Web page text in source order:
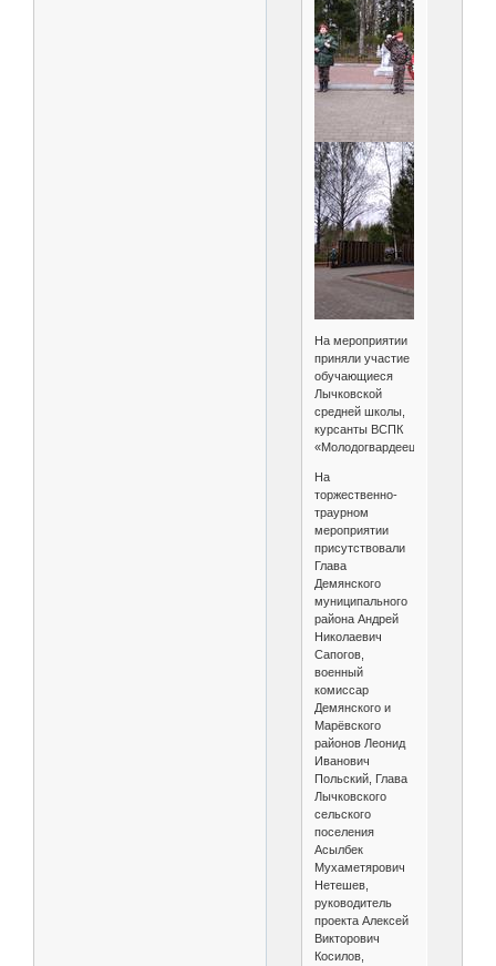
На мероприятии
приняли участие
обучающиеся
Лычковской
средней школы,
курсанты ВСПК
«Молодогвардеец».
На
торжественно-
траурном
мероприятии
присутствовали
Глава
Демянского
муниципального
района Андрей
Николаевич
Сапогов,
военный
комиссар
Демянского и
Марёвского
районов Леонид
Иванович
Польский, Глава
Лычковского
сельского
поселения
Асылбек
Мухаметярович
Нетешев,
руководитель
проекта Алексей
Викторович
Косилов,